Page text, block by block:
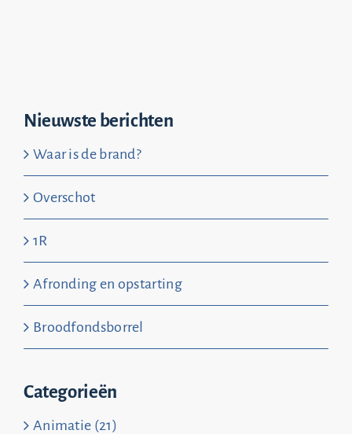
Nieuwste berichten
Waar is de brand?
Overschot
1R
Afronding en opstarting
Broodfondsborrel
Categorieën
Animatie (21)